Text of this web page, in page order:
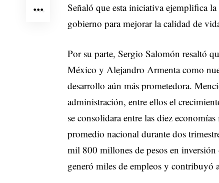
Señaló que esta iniciativa ejemplifica
gobierno para mejorar la calidad de
Por su parte, Sergio Salomón resaltó
México y Alejandro Armenta como
desarrollo aún más prometedora.
administración, entre ellos el
se consolidara entre las diez
promedio nacional durante dos
mil 800 millones de pesos en
generó miles de empleos y contribuyó